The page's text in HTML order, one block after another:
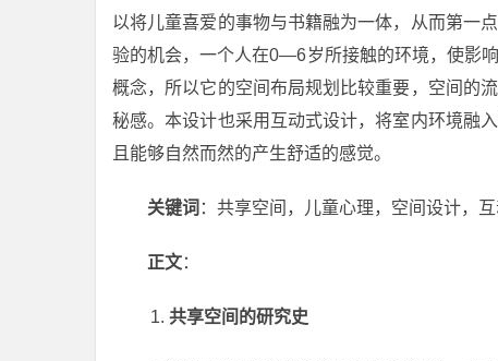
以将儿童喜爱的事物与书籍融为一体，从而第一
验的机会，一个人在0—6岁所接触的环境，使影
概念，所以它的空间布局规划比较重要，空间的
秘感。本设计也采用互动式设计，将室内环境融
且能够自然而然的产生舒适的感觉。
关键词 ：共享空间，儿童心理，空间设计，
正文：
共享空间的研究史